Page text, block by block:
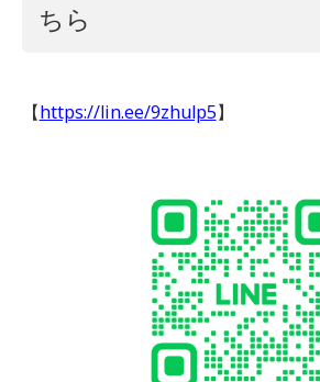
ちら
【https://lin.ee/9zhulp5】